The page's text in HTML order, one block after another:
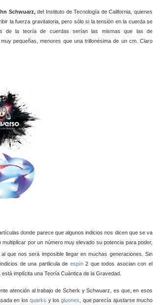
Schwuarz,del Instituto de Tecnología de California, quienes
la fuerza gravitatoria, pero sólo si la tensión en la cuerda se
de la teoría de cuerdas serían las mismas que las de
pequeñas, menores que una trillonésima de un cm. Claro
donde parece que algunos indicios nos dicen que se va
por un número muy elevado su potencia para poder,
que nos será imposible llegar en muchas generaciones. Sin
de una partlicula de espín2 que todos asocian con el
implícita una Teoría Cuántica de la Gravedad.
atención al trabajo de Scherk y Schwuarz, es que, en esos
en losquarks y losgluones , que parecía ajustarse mucho